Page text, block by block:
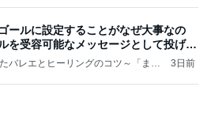
ールに設定することがなぜ大事なの
を受容可能なメッセージとして投げる
バレエとヒーリングのコツ～「まと
3日前